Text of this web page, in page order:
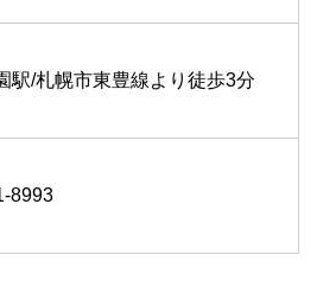
駅/札幌市東豊線より徒歩3分
8993